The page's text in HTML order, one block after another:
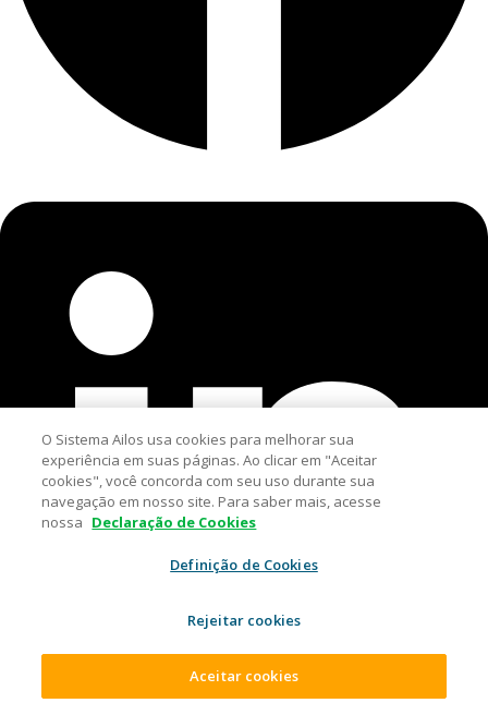
O Sistema Ailos usa cookies para melhorar sua
experiência em suas páginas. Ao clicar em "Aceitar
cookies", você concorda com seu uso durante sua
navegação em nosso site. Para saber mais, acesse
nossa Declaração de Cookies
Definição de Cookies
Rejeitar cookies
Aceitar cookies